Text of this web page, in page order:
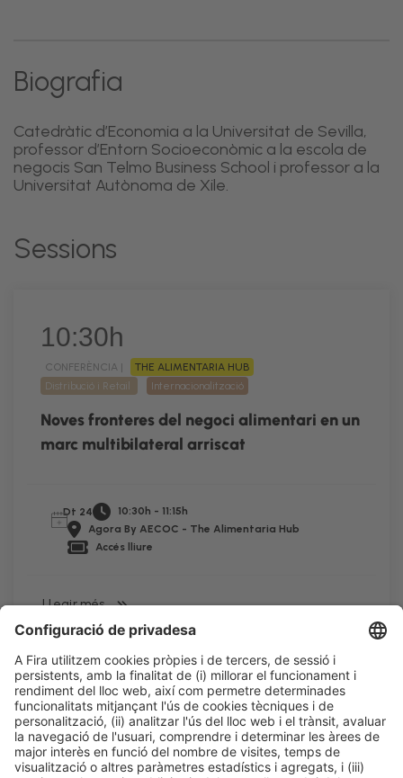
Biografia
Catedràtic d’Economia a la Universitat de Sevilla,
professor d’Entorn Socioeconòmic a la escola de
negocis San Telmo Business School i professor a la
Universitat Autònoma de Xile.
Sessions
10:30h
CONFERÈNCIA |
THE ALIMENTARIA HUB
Distribució i Retail
Internacionalització
Noves fronteres del negoci alimentari en un
marc multibilateral arriscat
Dt 24
10:30h - 11:15h
Agora By AECOC - The Alimentaria Hub
Accés lliure
LLegir més